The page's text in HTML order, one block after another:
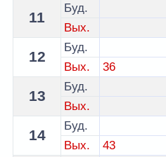
11
Буд.
Вых.
12
Буд.
Вых.
36
13
Буд.
Вых.
14
Буд.
Вых.
43